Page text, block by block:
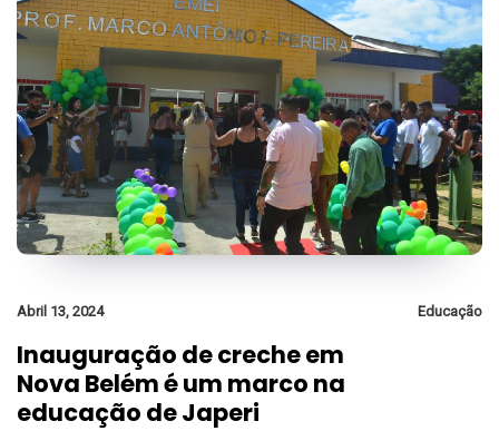
Abril 13, 2024 Educação
Inauguração de creche em
Nova Belém é um marco na
educação de Japeri